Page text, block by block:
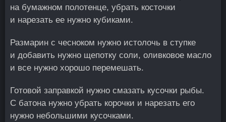
на бумажном полотенце, убрать косточки
и нарезать ее нужно кубиками.
Размарин с чесноком нужно истолочь в ступке
и добавить нужно щепотку соли, оливковое масло
и все нужно хорошо перемешать.
Готовой заправкой нужно смазать кусочки рыбы.
С батона нужно убрать корочки и нарезать его
нужно небольшими кусочками.